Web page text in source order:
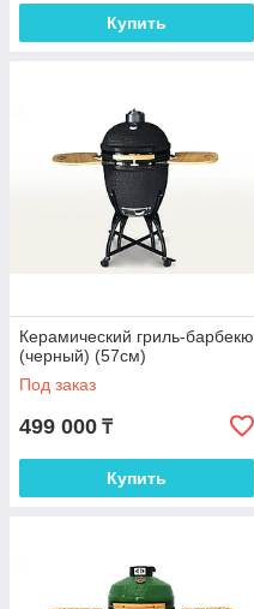
Купить
Керамический гриль-барбекю
(черный) (57см)
Под заказ
499 000 ₸
Купить